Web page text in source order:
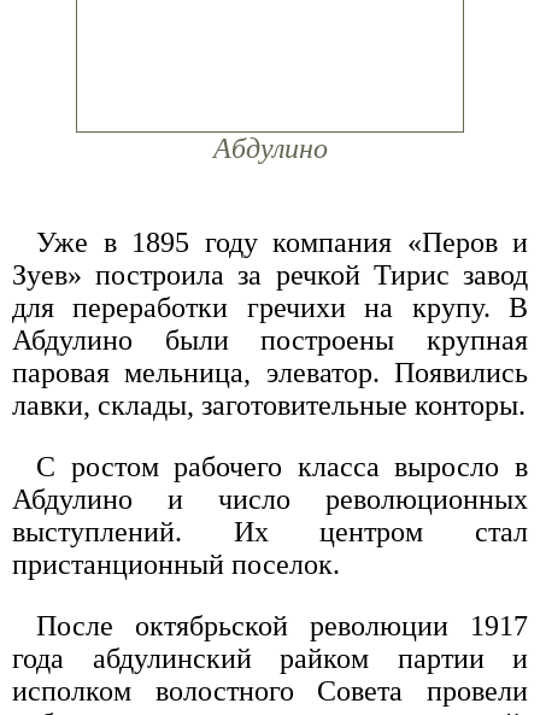
Абдулино
Уже в 1895 году компания «Перов и
Зуев» построила за речкой Тирис завод
для переработки гречихи на крупу. В
Абдулино были построены крупная
паровая мельница, элеватор. Появились
лавки, склады, заготовительные конторы.
С ростом рабочего класса выросло в
Абдулино и число революционных
выступлений. Их центром стал
пристанционный поселок.
После октябрьской революции 1917
года абдулинский райком партии и
исполком волостного Совета провели